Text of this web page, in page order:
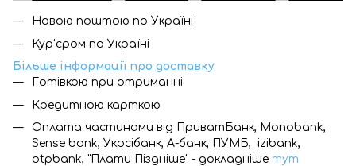
Новою поштою по Україні
Кур'єром по Україні
Більше інформації про доставку
Готівкою при отриманні
Кредитною карткою
Оплата частинами від ПриватБанк, Monobank,
Sense bank, Укрсібанк, А-банк, ПУМБ, izibank,
otpbank, "Плати Піздніше" - докладніше тут